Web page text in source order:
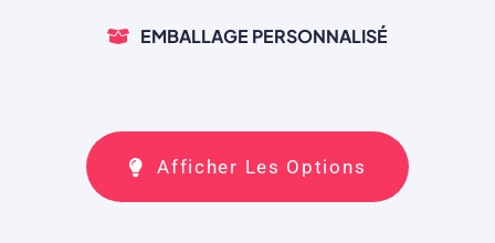
EMBALLAGE PERSONNALISÉ
Afficher Les Options